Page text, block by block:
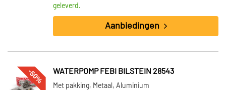
geleverd.
Aanbiedingen
-50% WATERPOMP FEBI BILSTEIN 28543
Met pakking, Metaal, Aluminium